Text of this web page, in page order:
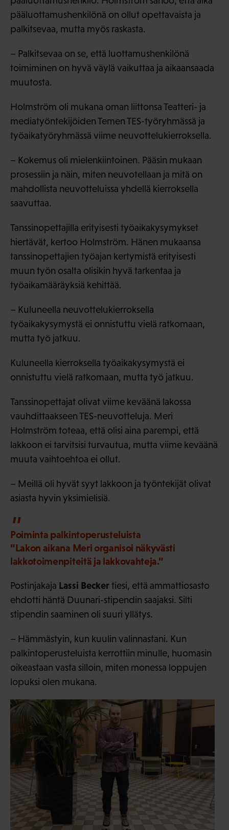
pääluottamushenkilönä on ollut opettavaista ja
palkitsevaa, mutta myös raskasta.
– Palkitsevaa on se, että luottamushenkilönä
toimiminen on hyvä väylä vaikuttaa ja aikaansaada
muutosta.
Holmström oli mukana oman liittonsa Teatteri- ja
mediatyöntekijöiden Temen TES-työryhmässä ja
työaikatyöryhmässä viime neuvottelukierroksella.
– Kokemus oli mielenkiintoinen. Pääsin mukaan
prosessiin ja näin, miten neuvotellaan ja mitä on
mahdollista neuvotteluissa yhdellä kierroksella
saavuttaa.
Tanssinopettajilla erityisesti työaikakysymykset
hiertävät, kertoo Holmström. Hänen mukaansa
tanssinopettajien työajan kertymistä erityisesti
muun työn osalta olisikin hyvä tarkentaa ja
työaikamääräyksiä kehittää.
– Kuluneella neuvottelukierroksella
työaikakysymystä ei onnistuttu vielä ratkomaan,
mutta työ jatkuu.
Kuluneella kierroksella työaikakysymystä ei
onnistuttu vielä ratkomaan, mutta työ jatkuu.
Tanssinopettajat olivat viime keväänä lakossa
vauhdittaakseen TES-neuvotteluja. Meri
Holmström toteaa, että olisi aina parempi, että
lakkoon ei tarvitsisi turvautua, mutta viime keväänä
muuta vaihtoehtoa ei ollut.
– Meillä oli hyvät syyt lakkoon ja työntekijät olivat
asiasta hyvin yksimielisiä.
Poiminta palkintoperusteluista
”Lakon aikana Meri organisoi näkyvästi
lakkotoimenpiteitä ja lakkovahteja.”
Postinjakaja Lassi Beckertiesi, että ammattiosasto
ehdotti häntä Duunari-stipendin saajaksi. Silti
stipendin saaminen oli suuri yllätys.
– Hämmästyin, kun kuulin valinnastani. Kun
palkintoperusteluista kerrottiin minulle, huomasin
oikeastaan vasta silloin, miten monessa loppujen
lopuksi olen mukana.